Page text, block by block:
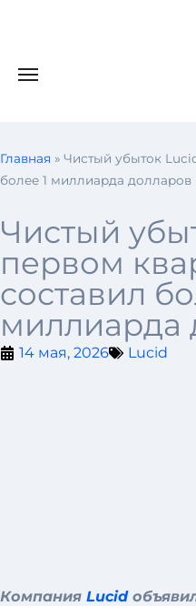
Главная » Чистый убыток
более 1 миллиарда долларов
Чистый
первом
составил
миллиарда
14 мая, 2026 Lucid
Компания Lucid